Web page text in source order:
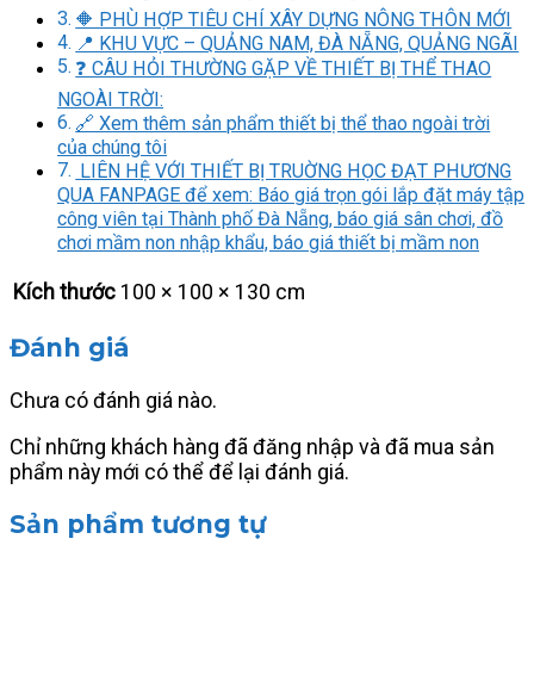
🔶 PHÙ HỢP TIÊU CHÍ XÂY DỰNG NÔNG THÔN MỚI
📍 KHU VỰC – QUẢNG NAM, ĐÀ NẴNG, QUẢNG NGÃI
❓ CÂU HỎI THƯỜNG GẶP VỀ THIẾT BỊ THỂ THAO
NGOÀI TRỜI:
🔗 Xem thêm sản phẩm thiết bị thể thao ngoài trời
của chúng tôi
LIÊN HỆ VỚI THIẾT BỊ TRUỜNG HỌC ĐẠT PHƯƠNG
QUA FANPAGE để xem: Báo giá trọn gói lắp đặt máy tập
công viên tại Thành phố Đà Nẵng, báo giá sân chơi, đồ
chơi mầm non nhập khẩu, báo giá thiết bị mầm non
Kích thước 100 × 100 × 130 cm
Đánh giá
Chưa có đánh giá nào.
Chỉ những khách hàng đã đăng nhập và đã mua sản
phẩm này mới có thể để lại đánh giá.
Sản phẩm tương tự